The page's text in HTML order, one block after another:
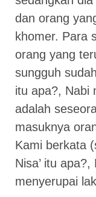
dan orang
khomer. Para
orang yang
sungguh
itu apa?, Nabi
adalah
masuknya
Kami berkata
Nisa’ itu
menyerupai